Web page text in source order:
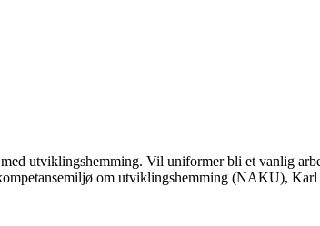
utviklingshemming. Vil uniformer bli et vanlig
om utviklingshemming (NAKU),